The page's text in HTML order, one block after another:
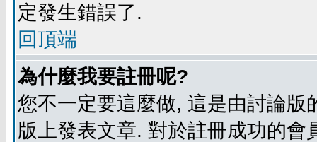
定發生錯誤了.
回頂端
為什麼我要註冊呢?
您不一定要這麼做, 這是由討論
版上發表文章. 對於註冊成功的